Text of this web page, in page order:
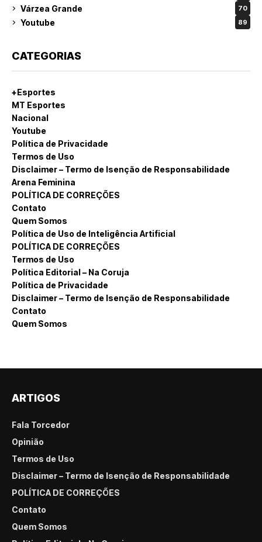
Várzea Grande 70
Youtube 89
CATEGORIAS
+Esportes
MT Esportes
Nacional
Youtube
Política de Privacidade
Termos de Uso
Disclaimer – Termo de Isenção de Responsabilidade
Arena Feminina
POLÍTICA DE CORREÇÕES
Contato
Quem Somos
Política de Uso de Inteligência Artificial
POLÍTICA DE CORREÇÕES
Termos de Uso
Política Editorial – Na Coruja
Política de Privacidade
Disclaimer – Termo de Isenção de Responsabilidade
Contato
Quem Somos
ARTIGOS
Fala Torcedor
Opinião
Termos de Uso
Disclaimer – Termo de Isenção de Responsabilidade
POLÍTICA DE CORREÇÕES
Contato
Quem Somos